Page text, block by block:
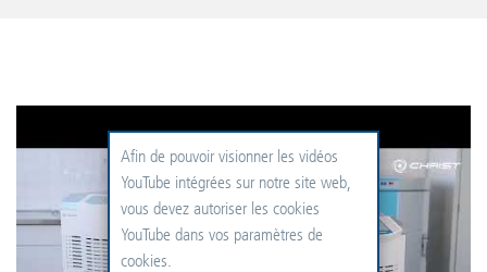
Afin de pouvoir visionner les vidéos
YouTube intégrées sur notre site web,
vous devez autoriser les cookies
YouTube dans vos paramètres de
cookies.